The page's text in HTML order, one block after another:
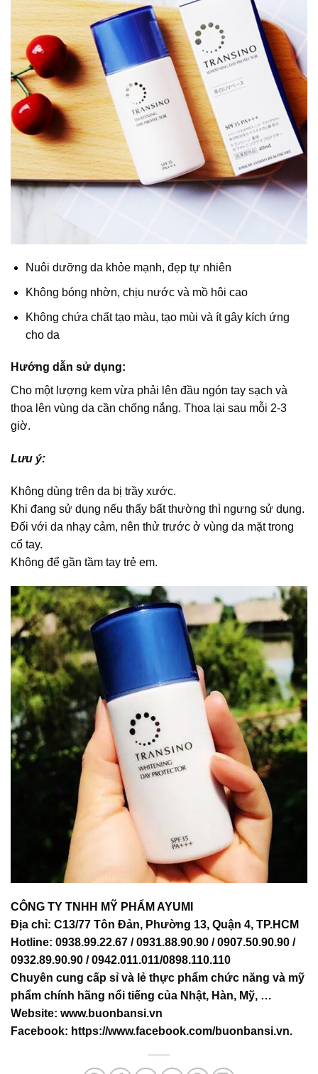
Nuôi dưỡng da khỏe mạnh, đẹp tự nhiên
Không bóng nhờn, chịu nước và mồ hôi cao
Không chứa chất tạo màu, tạo mùi và ít gây kích ứng
cho da
Hướng dẫn sử dụng:
Cho một lượng kem vừa phải lên đầu ngón tay sạch và
thoa lên vùng da cần chống nắng. Thoa lại sau mỗi 2-3
giờ.
Lưu ý:
Không dùng trên da bị trầy xước.
Khi đang sử dụng nếu thấy bất thường thì ngưng sử dụng.
Đối với da nhạy cảm, nên thử trước ở vùng da mặt trong
cổ tay.
Không để gần tầm tay trẻ em.
CÔNG TY TNHH MỸ PHẨM AYUMI
Địa chỉ: C13/77 Tôn Đản, Phường 13, Quận 4, TP.HCM
Hotline: 0938.99.22.67 / 0931.88.90.90 / 0907.50.90.90 /
0932.89.90.90 / 0942.011.011/0898.110.110
Chuyên cung cấp sỉ và lẻ thực phẩm chức năng và mỹ
phẩm chính hãng nổi tiếng của Nhật, Hàn, Mỹ, …
Website: www.buonbansi.vn
Facebook: https://www.facebook.com/buonbansi.vn.